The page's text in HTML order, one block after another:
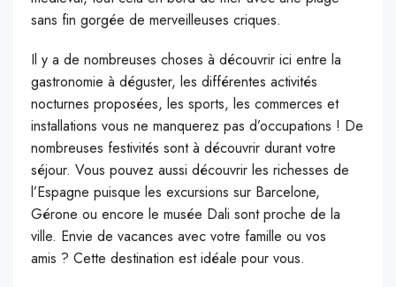
sans fin gorgée de merveilleuses criques.
Il y a de nombreuses choses à découvrir ici entre la
gastronomie à déguster, les différentes activités
nocturnes proposées, les sports, les commerces et
installations vous ne manquerez pas d’occupations ! De
nombreuses festivités sont à découvrir durant votre
séjour. Vous pouvez aussi découvrir les richesses de
l’Espagne puisque les excursions sur Barcelone,
Gérone ou encore le musée Dali sont proche de la
ville. Envie de vacances avec votre famille ou vos
amis ? Cette destination est idéale pour vous.